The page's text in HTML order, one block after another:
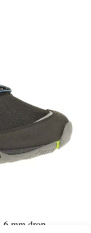
mm drop.